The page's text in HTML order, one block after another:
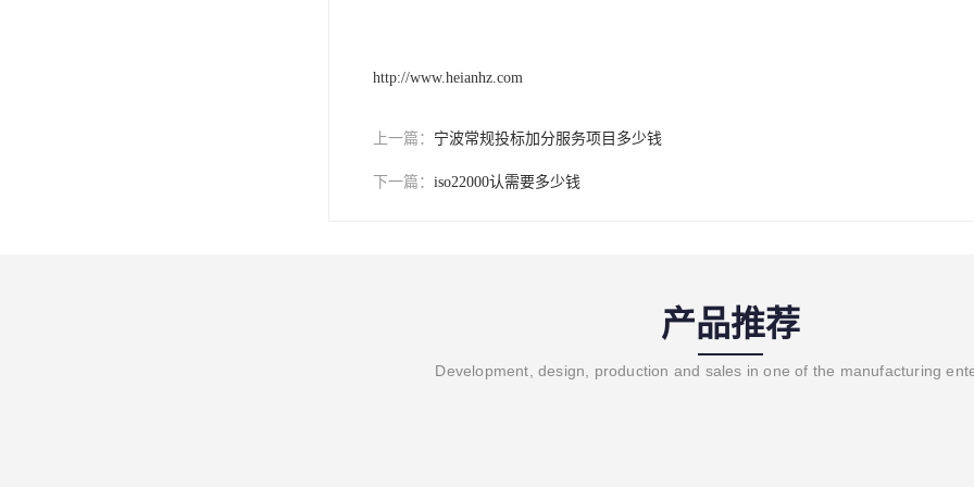
http://www.heianhz.com
上一篇： 宁波常规投标加分服务项目多少钱
下一篇： iso22000认需要多少钱
产品推荐
Development, design, production and sales in one of the manufacturing